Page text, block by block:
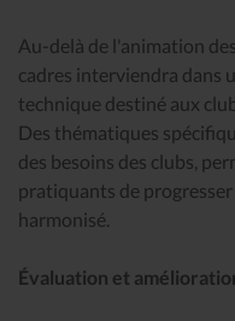
Au-delà de l'animation
cadres interviendra dans
technique destiné aux
Des thématiques
des besoins des clubs,
pratiquants de
harmonisé.
Évaluation et